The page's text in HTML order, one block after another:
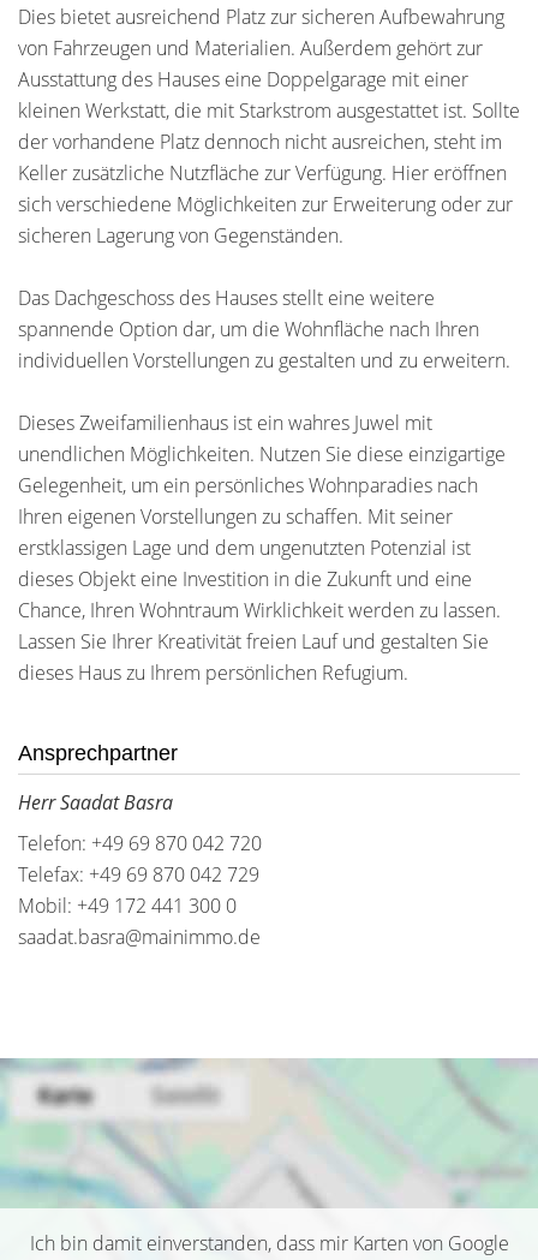
Dies bietet ausreichend Platz zur sicheren Aufbewahrung
von Fahrzeugen und Materialien. Außerdem gehört zur
Ausstattung des Hauses eine Doppelgarage mit einer
kleinen Werkstatt, die mit Starkstrom ausgestattet ist. Sollte
der vorhandene Platz dennoch nicht ausreichen, steht im
Keller zusätzliche Nutzfläche zur Verfügung. Hier eröffnen
sich verschiedene Möglichkeiten zur Erweiterung oder zur
sicheren Lagerung von Gegenständen.
Das Dachgeschoss des Hauses stellt eine weitere
spannende Option dar, um die Wohnfläche nach Ihren
individuellen Vorstellungen zu gestalten und zu erweitern.
Dieses Zweifamilienhaus ist ein wahres Juwel mit
unendlichen Möglichkeiten. Nutzen Sie diese einzigartige
Gelegenheit, um ein persönliches Wohnparadies nach
Ihren eigenen Vorstellungen zu schaffen. Mit seiner
erstklassigen Lage und dem ungenutzten Potenzial ist
dieses Objekt eine Investition in die Zukunft und eine
Chance, Ihren Wohntraum Wirklichkeit werden zu lassen.
Lassen Sie Ihrer Kreativität freien Lauf und gestalten Sie
dieses Haus zu Ihrem persönlichen Refugium.
Ansprechpartner
Herr Saadat Basra
Telefon: +49 69 870 042 720
Telefax: +49 69 870 042 729
Mobil: +49 172 441 300 0
saadat.basra@mainimmo.de
Ich bin damit einverstanden, dass mir Karten von Google